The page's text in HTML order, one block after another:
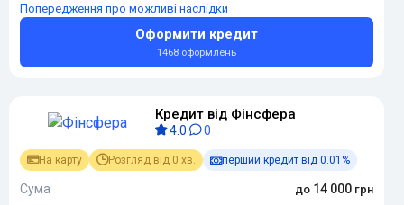
Попередження про можливі наслідки
Оформити кредит
1468 оформлень
Кредит від Фінсфера
4.0 0
На карту Розгляд від 0 хв. перший кредит від 0.01%
Сума
14 000